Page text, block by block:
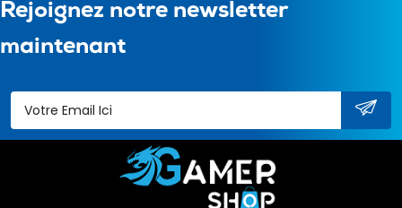
Rejoignez notre newsletter
maintenant